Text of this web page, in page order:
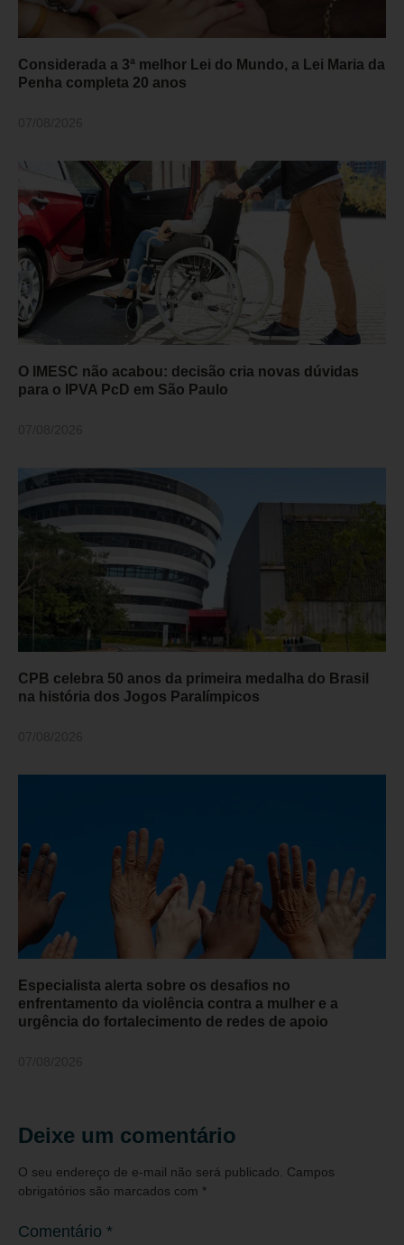
Considerada a 3ª melhor Lei do Mundo, a Lei Maria da
Penha completa 20 anos
O IMESC não acabou: decisão cria novas dúvidas
para o IPVA PcD em São Paulo
CPB celebra 50 anos da primeira medalha do Brasil
na história dos Jogos Paralímpicos
Especialista alerta sobre os desafios no
enfrentamento da violência contra a mulher e a
urgência do fortalecimento de redes de apoio
Deixe um comentário
O seu endereço de e-mail não será publicado.
Campos
obrigatórios são marcados com *
Comentário *